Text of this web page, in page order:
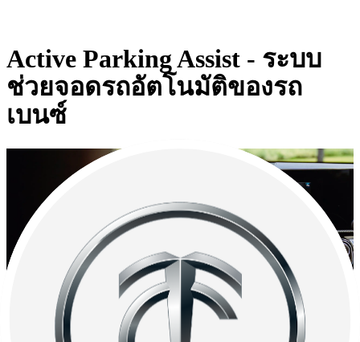
Active Parking Assist - ระบบ
ช่วยจอดรถอัตโนมัติของรถ
เบนซ์
อีกหนึ่งระบบที่เข้ามาตอบโจทย์ปัญหาของผู้ที่ไม่ถนัดเรื่อง